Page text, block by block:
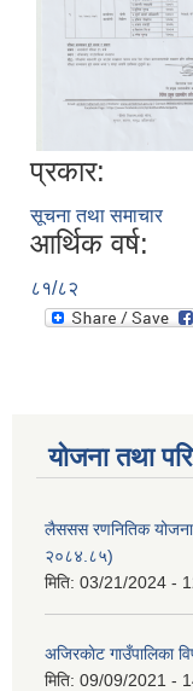
प्रकार:
सूचना तथा समाचार
आर्थिक वर्ष:
८१/८२
योजना तथा
लैससस रणनितिक
२०८४.८५)
मिति: 03/21/2024 -
अजिरकाेट गाउँपालिका
मिति: 09/09/2021 -